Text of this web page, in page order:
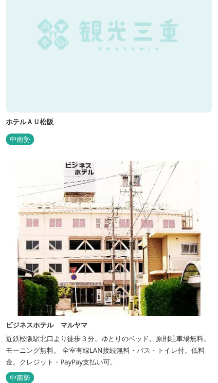
ホテルＡＵ松阪
中南勢
ビジネスホテル マルヤマ
近鉄松阪駅北口より徒歩３分。ゆとりのベッド。原則駐車場無料。
モーニング無料。 全室有線LAN接続無料・バス・トイレ付。低料
金。クレジット・PayPay支払い可。
中南勢